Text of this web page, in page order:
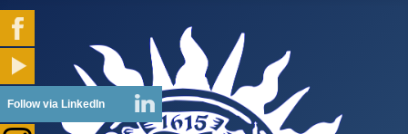
Follow via LinkedIn